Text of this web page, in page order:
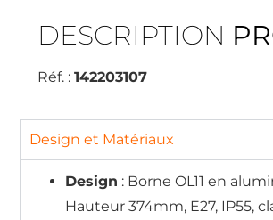
DESCRIPTION
Réf. : 142203107
Design et Matériaux
Design : Borne OL11 en
Hauteur 374mm, E27, IP55,